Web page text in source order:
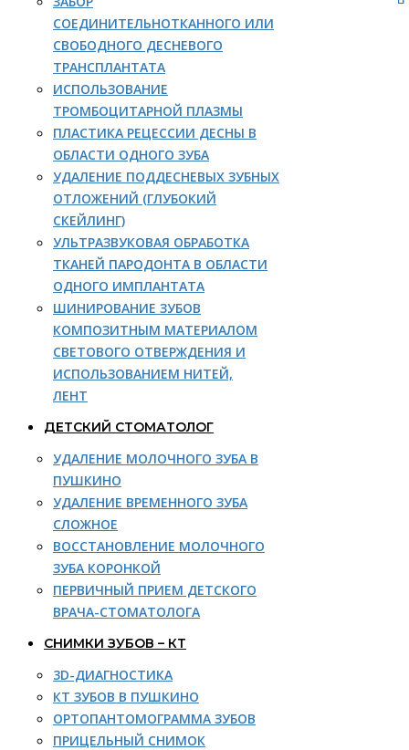
СОЕДИНИТЕЛЬНОТКАННОГО ИЛИ
СВОБОДНОГО ДЕСНЕВОГО
ТРАНСПЛАНТАТА
ИСПОЛЬЗОВАНИЕ
ТРОМБОЦИТАРНОЙ ПЛАЗМЫ
ПЛАСТИКА РЕЦЕССИИ ДЕСНЫ В
ОБЛАСТИ ОДНОГО ЗУБА
УДАЛЕНИЕ ПОДДЕСНЕВЫХ ЗУБНЫХ
ОТЛОЖЕНИЙ (ГЛУБОКИЙ
СКЕЙЛИНГ)
УЛЬТРАЗВУКОВАЯ ОБРАБОТКА
ТКАНЕЙ ПАРОДОНТА В ОБЛАСТИ
ОДНОГО ИМПЛАНТАТА
ШИНИРОВАНИЕ ЗУБОВ
КОМПОЗИТНЫМ МАТЕРИАЛОМ
СВЕТОВОГО ОТВЕРЖДЕНИЯ И
ИСПОЛЬЗОВАНИЕМ НИТЕЙ,
ЛЕНТ
ДЕТСКИЙ СТОМАТОЛОГ
УДАЛЕНИЕ МОЛОЧНОГО ЗУБА В
ПУШКИНО
УДАЛЕНИЕ ВРЕМЕННОГО ЗУБА
СЛОЖНОЕ
ВОССТАНОВЛЕНИЕ МОЛОЧНОГО
ЗУБА КОРОНКОЙ
ПЕРВИЧНЫЙ ПРИЕМ ДЕТСКОГО
ВРАЧА-СТОМАТОЛОГА
СНИМКИ ЗУБОВ – КТ
3D-ДИАГНОСТИКА
КТ ЗУБОВ В ПУШКИНО
ОРТОПАНТОМОГРАММА ЗУБОВ
ПРИЦЕЛЬНЫЙ СНИМОК